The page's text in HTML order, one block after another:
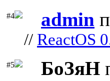
#4 admin
// ReactOS
#5 БоЗяН